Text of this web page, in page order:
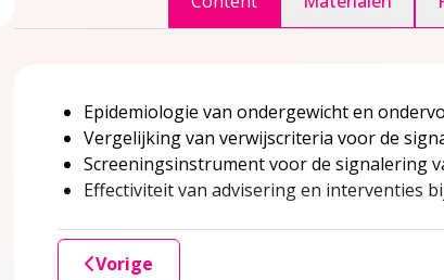
over 1 Inleiding
over 2 Definitie en achtergrondinformatie
over 2 Definitie en achtergrondinformatie
Epidemiologie van ondergewicht en
Vergelijking van verwijscriteria voor de
Screeningsinstrument voor de signalering
Effectiviteit van advisering en interventies
Vorige